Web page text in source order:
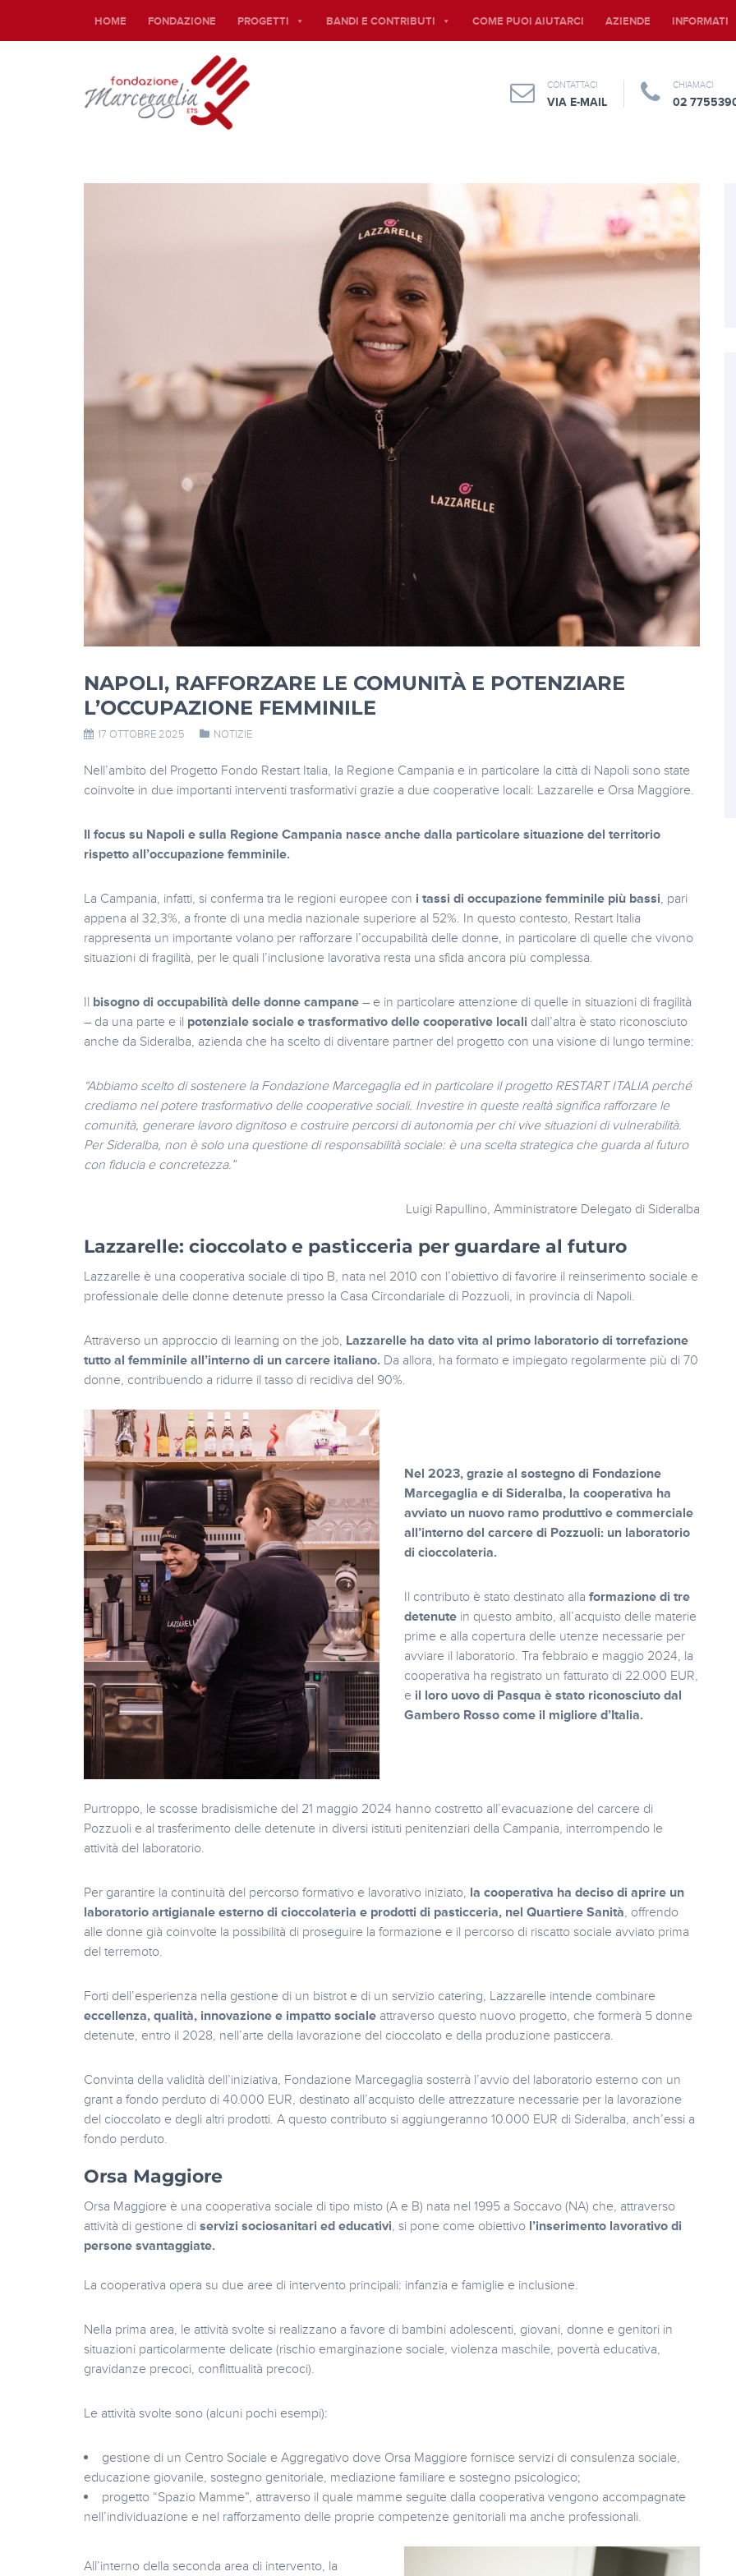
HOME FONDAZIONE PROGETTI BANDI E CONTRIBUTI COME PUOI AIUTARCI AZIENDE INFORMATI
CONTATTACI
VIA E-MAIL
CHIAMACI
02
NAPOLI, RAFFORZARE LE COMUNITÀ E POTENZIARE
L’OCCUPAZIONE FEMMINILE
17 OTTOBRE 2025 NOTIZIE
Nell’ambito del Progetto Fondo Restart Italia, la Regione Campania e in particolare la città di Napoli sono state
coinvolte in due importanti interventi trasformativi grazie a due cooperative locali: Lazzarelle e Orsa Maggiore.
Il focus su Napoli e sulla Regione Campania nasce anche dalla particolare situazione del territorio
rispetto all’occupazione femminile.
La Campania, infatti, si conferma tra le regioni europee con i tassi di occupazione femminile più bassi, pari
appena al 32,3%, a fronte di una media nazionale superiore al 52%. In questo contesto, Restart Italia
rappresenta un importante volano per rafforzare l’occupabilità delle donne, in particolare di quelle che vivono
situazioni di fragilità, per le quali l’inclusione lavorativa resta una sfida ancora più complessa.
Il bisogno di occupabilità delle donne campane – e in particolare attenzione di quelle in situazioni di fragilità
– da una parte e il potenziale sociale e trasformativo delle cooperative locali dall’altra è stato riconosciuto
anche da Sideralba, azienda che ha scelto di diventare partner del progetto con una visione di lungo termine:
“Abbiamo scelto di sostenere la Fondazione Marcegaglia ed in particolare il progetto RESTART ITALIA perché
crediamo nel potere trasformativo delle cooperative sociali. Investire in queste realtà significa rafforzare le
comunità, generare lavoro dignitoso e costruire percorsi di autonomia per chi vive situazioni di vulnerabilità.
Per Sideralba, non è solo una questione di responsabilità sociale: è una scelta strategica che guarda al futuro
con fiducia e concretezza.”
Luigi Rapullino, Amministratore Delegato di Sideralba
Lazzarelle: cioccolato e pasticceria per guardare al futuro
Lazzarelle è una cooperativa sociale di tipo B, nata nel 2010 con l’obiettivo di favorire il reinserimento sociale e
professionale delle donne detenute presso la Casa Circondariale di Pozzuoli, in provincia di Napoli.
Attraverso un approccio di learning on the job, Lazzarelle ha dato vita al primo laboratorio di torrefazione
tutto al femminile all’interno di un carcere italiano. Da allora, ha formato e impiegato regolarmente più di 70
donne, contribuendo a ridurre il tasso di recidiva del 90%.
Nel 2023, grazie al sostegno di Fondazione
Marcegaglia e di Sideralba, la cooperativa ha
avviato un nuovo ramo produttivo e commerciale
all’interno del carcere di Pozzuoli: un laboratorio
di cioccolateria.
Il contributo è stato destinato alla formazione di tre
detenute in questo ambito, all’acquisto delle materie
prime e alla copertura delle utenze necessarie per
avviare il laboratorio. Tra febbraio e maggio 2024, la
cooperativa ha registrato un fatturato di 22.000 EUR,
e il loro uovo di Pasqua è stato riconosciuto dal
Gambero Rosso come il migliore d’Italia.
Purtroppo, le scosse bradisismiche del 21 maggio 2024 hanno costretto all’evacuazione del carcere di
Pozzuoli e al trasferimento delle detenute in diversi istituti penitenziari della Campania, interrompendo le
attività del laboratorio.
Per garantire la continuità del percorso formativo e lavorativo iniziato, la cooperativa ha deciso di aprire un
laboratorio artigianale esterno di cioccolateria e prodotti di pasticceria, nel Quartiere Sanità, offrendo
alle donne già coinvolte la possibilità di proseguire la formazione e il percorso di riscatto sociale avviato prima
del terremoto.
Forti dell’esperienza nella gestione di un bistrot e di un servizio catering, Lazzarelle intende combinare
eccellenza, qualità, innovazione e impatto sociale attraverso questo nuovo progetto, che formerà 5 donne
detenute, entro il 2028, nell’arte della lavorazione del cioccolato e della produzione pasticcera.
Convinta della validità dell’iniziativa, Fondazione Marcegaglia sosterrà l’avvio del laboratorio esterno con un
grant a fondo perduto di 40.000 EUR, destinato all’acquisto delle attrezzature necessarie per la lavorazione
del cioccolato e degli altri prodotti. A questo contributo si aggiungeranno 10.000 EUR di Sideralba, anch’essi a
fondo perduto.
Orsa Maggiore
Orsa Maggiore è una cooperativa sociale di tipo misto (A e B) nata nel 1995 a Soccavo (NA) che, attraverso
attività di gestione di servizi sociosanitari ed educativi, si pone come obiettivo l’inserimento lavorativo di
persone svantaggiate.
La cooperativa opera su due aree di intervento principali: infanzia e famiglie e inclusione.
Nella prima area, le attività svolte si realizzano a favore di bambini adolescenti, giovani, donne e genitori in
situazioni particolarmente delicate (rischio emarginazione sociale, violenza maschile, povertà educativa,
gravidanze precoci, conflittualità precoci).
Le attività svolte sono (alcuni pochi esempi):
gestione di un Centro Sociale e Aggregativo dove Orsa Maggiore fornisce servizi di consulenza sociale,
educazione giovanile, sostegno genitoriale, mediazione familiare e sostegno psicologico;
progetto “Spazio Mamme”, attraverso il quale mamme seguite dalla cooperativa vengono accompagnate
nell’individuazione e nel rafforzamento delle proprie competenze genitoriali ma anche professionali.
All’interno della seconda area di intervento, la